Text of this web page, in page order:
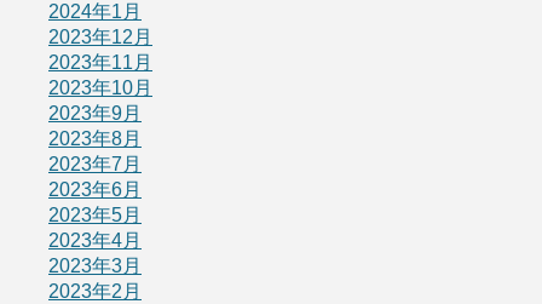
2024年1月
2023年12月
2023年11月
2023年10月
2023年9月
2023年8月
2023年7月
2023年6月
2023年5月
2023年4月
2023年3月
2023年2月